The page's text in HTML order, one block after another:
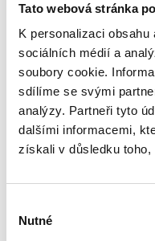
Tato webová stránka
K personalizaci
sociálních médií a
soubory cookie.
sdílíme se svými
analýzy. Partneři tyto
dalšími informacemi,
získali v důsledku
souhlasu
Nutné